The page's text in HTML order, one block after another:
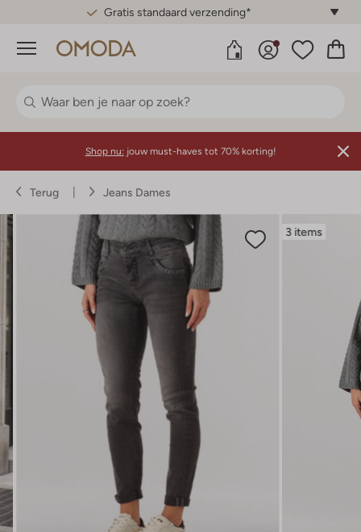
Gratis standaard verzending*
Menu
Shop nu: jouw must-haves tot 70% korting!
Terug Jeans Dames
3 items